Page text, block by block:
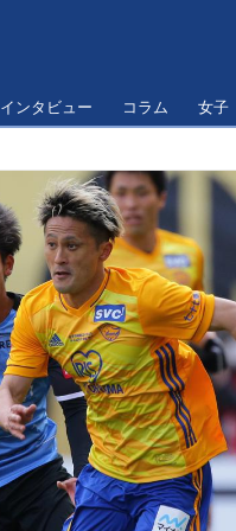
インタビュー コラム 女子